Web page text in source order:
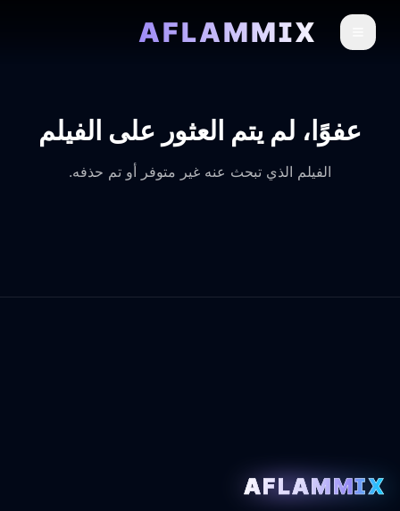
AFLAMMIX
عفوًا، لم يتم العثور على الفيلم
الفيلم الذي تبحث عنه غير متوفر أو تم حذفه.
AFLAMMIX